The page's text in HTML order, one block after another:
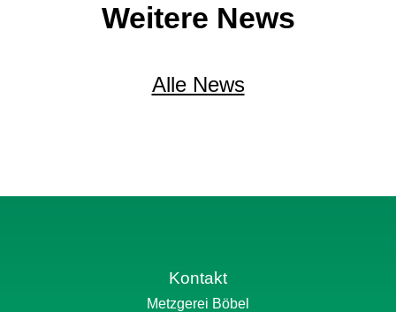
Weitere News
Alle News
Kontakt
Metzgerei Böbel